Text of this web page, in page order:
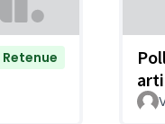
Retenue